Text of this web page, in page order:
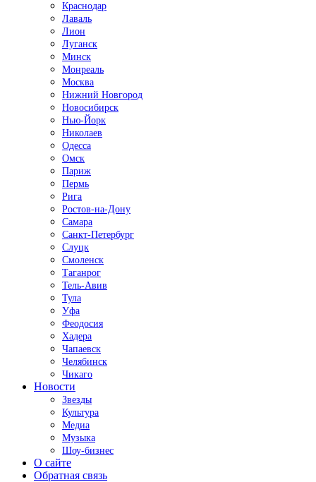
Краснодар
Лаваль
Лион
Луганск
Минск
Монреаль
Москва
Нижний Новгород
Новосибирск
Нью-Йорк
Николаев
Одесса
Омск
Париж
Пермь
Рига
Ростов-на-Дону
Самара
Санкт-Петербург
Слуцк
Смоленск
Таганрог
Тель-Авив
Тула
Уфа
Феодосия
Хадера
Чапаевск
Челябинск
Чикаго
Новости
Звезды
Культура
Медиа
Музыка
Шоу-бизнес
О сайте
Обратная связь